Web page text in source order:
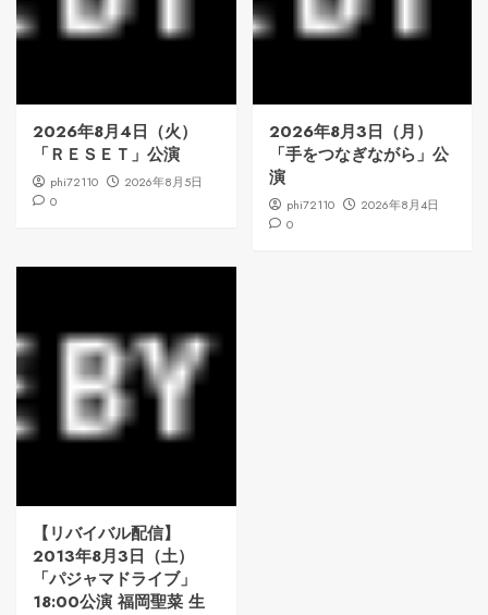
2026年8月4日（火）
「ＲＥＳＥＴ」公演
phi72110
2026年8月5日
0
2026年8月3日（月）
「手をつなぎながら」公
演
phi72110
2026年8月4日
0
【リバイバル配信】
2013年8月3日（土）
「パジャマドライブ」
18:00公演 福岡聖菜 生